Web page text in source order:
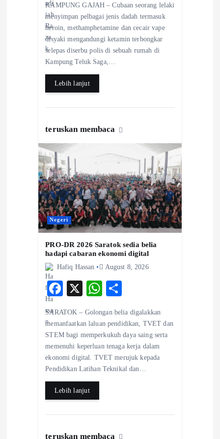
eb
o
o
k
ts
A
p
p
re
KAMPUNG GAJAH – Cubaan seorang lelaki
menyimpan pelbagai jenis dadah termasuk
heroin, methamphetamine dan cecair vape
disyaki mengandungi ketamin terbongkar
selepas diserbu polis di sebuah rumah di
Kampung Teluk Saga,…
Lebih lanjut
teruskan membaca
Negeri
PRO-DR 2026 Saratok sedia belia
hadapi cabaran ekonomi digital
Hafiq Hassan August 8, 2026
F
eb
o
o
k
X
W
ts
A
p
p
re
SARATOK – Golongan belia digalakkan
memanfaatkan laluan pendidikan, TVET dan
STEM bagi memperkukuh daya saing serta
memenuhi keperluan tenaga kerja dalam
ekonomi digital. TVET merujuk kepada
Pendidikan Latihan Teknikal dan…
Lebih lanjut
teruskan membaca